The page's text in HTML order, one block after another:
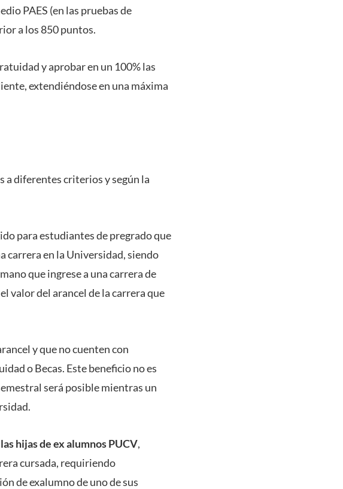
PAES (en las pruebas de
a los 850 puntos.
y aprobar en un 100% las
extendiéndose en una máxima
a diferentes criterios y según la
para estudiantes de pregrado que
carrera en la Universidad, siendo
que ingrese a una carrera de
valor del arancel de la carrera que
y que no cuenten con
o Becas. Este beneficio no es
será posible mientras un
hijas de ex alumnos PUCV,
cursada, requiriendo
de exalumno de uno de sus